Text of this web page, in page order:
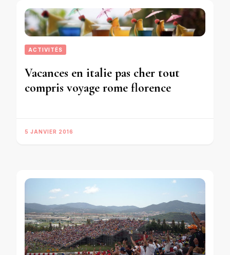
ACTIVITÉS
Vacances en italie pas cher tout
compris voyage rome florence
5 JANVIER 2016